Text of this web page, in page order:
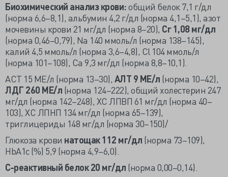
Биохимический анализ крови:общий белок 7,1 г/дл
(норма 6,6–8,1), альбумин 4,2 г/дл (норма 4,1–5,1), азот
мочевины крови 21 мг/дл (норма 8–20), Cr 1,08 мг/дл
(норма 0,46–0,79), Na 140 ммоль/л (норма 138–145),
калий 4,5 ммоль/л (норма 3,6–4,8), Cl 104 ммоль/л
(норма 101–108), Са 9,3 мг/дл (норма 8,8–10,1).
АСТ 15 МЕ/л (норма 13–30), АЛТ 9 МЕ/л (норма 10–42),
ЛДГ 260 МЕ/л (норма 124–222), общий холестерин 247
мг/дл (норма 142–248), ХС ЛПВП 61 мг/дл (норма 40–
103), ХС ЛПНП 134 мг/дл (норма 65–139),
триглицериды 148 мг/дл (норма 30–150)/
Глюкоза крови натощак 112 мг/дл (норма 73–109),
HbA1c (%) 5,9 (норма 4,9–6,0).
С-реактивный белок 20 мг/дл (норма 0,00–0,14).